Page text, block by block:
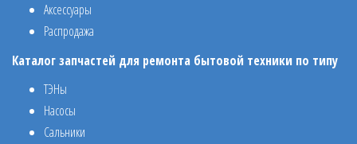
Аксессуары
Распродажа
Каталог запчастей для ремонта бытовой техники по типу
ТЭНы
Насосы
Сальники